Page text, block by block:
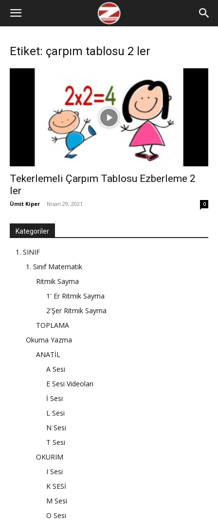
Etiket: çarpım tablosu 2 ler
Tekerlemeli Çarpım Tablosu Ezberleme 2
ler
Ümit Kiper - Nisan 29, 2021 0
Kategoriler
1. SINIF
1. Sınıf Matematik
Ritmik Sayma
1' Er Ritmik Sayma
2'Şer Ritmik Sayma
TOPLAMA
Okuma Yazma
ANATİL
A Sesi
E Sesi Videoları
İ Sesi
L Sesi
N Sesi
T Sesi
OKURIM
I Sesi
K SESİ
M Sesi
O Sesi